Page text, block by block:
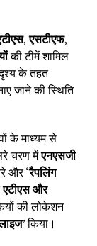
,एसटीएफ,
की टीमें शामिल
के तहत
जाने की स्थिति
के माध्यम से
चरण मेंएनएसजी
और ‘रैपलिंग
एटीएस और
की लोकेशन
’ किया।